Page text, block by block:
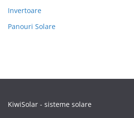
Invertoare
Panouri Solare
KiwiSolar - sisteme solare